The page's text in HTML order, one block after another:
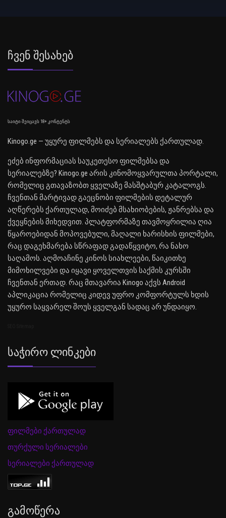
Ჩვენ Შესახებ
საიტი შეიცავს 18+ კონტენტს
Kinogo.ge — უყურე ფილმებს და სერიალებს ქართულად.
ეძებ ინფორმაციას საუკეთესო ფილმებსა და
სერიალებზე? Kinogo.ge არის კინომოყვარულთა პორტალი,
რომელიც გთავაზობთ ყველაზე მასშტაბურ კატალოგს.
ჩვენთან მარტივად გაეცნობი ფილმების დეტალურ
აღწერებს ქართულად, მოიძებ მსახიობების, ჟანრებსა და
ქვეყნების მიხედვით. პლატფორმაზე თავმოყრილია ღია
წყაროებიდან მოპოვებული, მაღალი ხარისხის ფილმები,
რაც დაგეხმარება სწრაფად გადაწყვიტო, რა ნახო
საღამოს. აღმოაჩინე კინოს სიახლეები, წაიკითხე
მიმოხილვები და იყავი ყოველთვის საქმის კურსში
ჩვენთან ერთად. რაც მთავარია Kinogo აქვს Android
აპლიკაცია რომელიც კიდევ უფრო კომფორტულს ხდის
უყურო საყვარელ შოუს ყველგან სადაც არ უნდაიყო.
Საჭირო Ლინკები
ფილმები ქართულად
თურქული სერიალები
სერიალები ქართულად
Გამოწერა